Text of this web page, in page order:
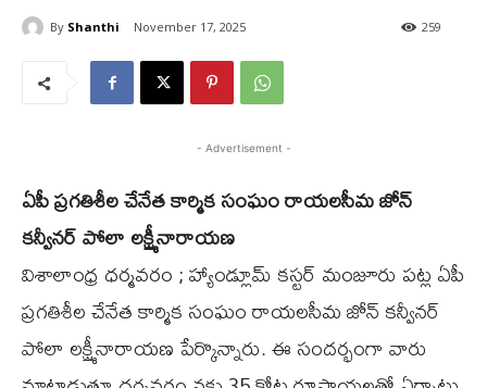
By Shanthi November 17, 2025 259
- Advertisement -
ఏపీ ప్రగతిశీల చేనేత కార్మిక సంఘం రాయలసీమ జోన్
కన్వీనర్ పోలా లక్ష్మీనారాయణ
విశాలాంధ్ర ధర్మవరం ; హ్యాండ్లూమ్ కస్టర్ మంజూరు పట్ల ఏపీ
ప్రగతిశీల చేనేత కార్మిక సంఘం రాయలసీమ జోన్ కన్వీనర్
పోలా లక్ష్మీనారాయణ పేర్కొన్నారు. ఈ సందర్భంగా వారు